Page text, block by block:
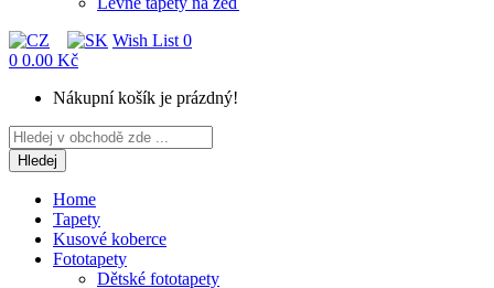
Wish List 0
0 0.00 Kč
Nákupní košík je prázdný!
Hledej
Home
Tapety
Kusové koberce
Fototapety
Dětské fototapety